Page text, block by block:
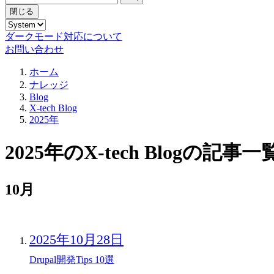
閉じる
ダークモード対応について
お問い合わせ
ホーム
ナレッジ
Blog
X-tech Blog
2025年
2025年のX-tech Blogの記事一
10月
2025年10月28日
Drupal開発Tips 10選